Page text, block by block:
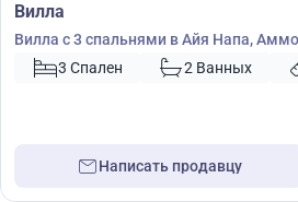
Вилла
Вилла с 3 спальнями в Айя Напа,
№ 406723 Спален 2 Ванных
Написать продавцу